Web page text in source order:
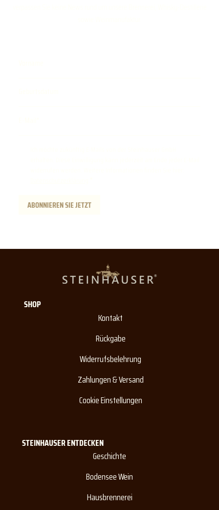
ABONNIEREN SIE JETZT
STEINHAUSER ENTDECKEN
Geschichte
Bodensee Wein
Hausbrennerei
SHOP
Kontakt
Rückgabe
Widerrufsbelehrung
Zahlungen & Versand
Cookie Einstellungen